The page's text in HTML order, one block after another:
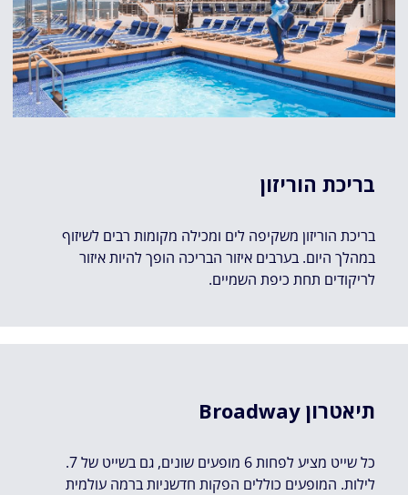
בריכת הוריזון
בריכת הוריזון משקיפה לים ומכילה מקומות רבים לשיזוף
במהלך היום. בערבים איזור הבריכה הופך להיות איזור
לריקודים תחת כיפת השמיים.
Broadway תיאטרון
.כל שייט מציע לפחות 6 מופעים שונים, גם בשייט של 7
לילות. המופעים כוללים הפקות חדשניות ברמה עולמית